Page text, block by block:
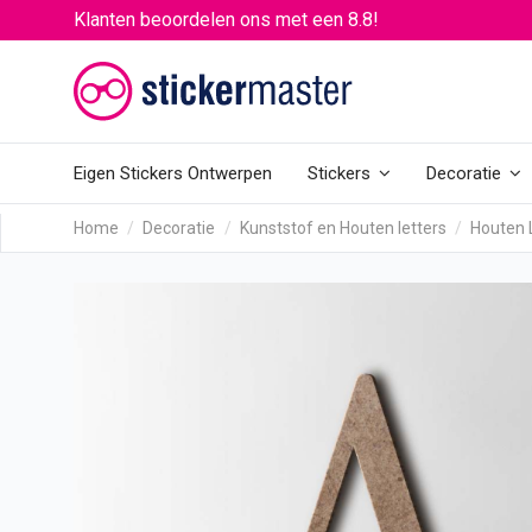
Klanten beoordelen ons met een 8.8!
Eigen Stickers Ontwerpen Stickers Decoratie
Home Decoratie Kunststof en Houten letters Houten